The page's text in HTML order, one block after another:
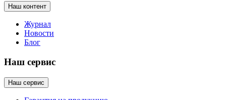
Наш контент
Журнал
Новости
Блог
Наш сервис
Наш сервис